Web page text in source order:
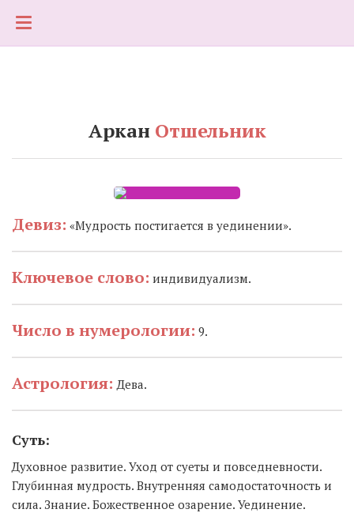
Аркан Отшельник
9
Девиз: «Мудрость постигается в уединении».
Ключевое слово: индивидуализм.
Число в нумерологии: 9.
Астрология:Дева.
Суть:
Духовное развитие. Уход от суеты и повседневности.
Глубинная мудрость. Внутренняя самодостаточность и
сила. Знание. Божественное озарение. Уединение.